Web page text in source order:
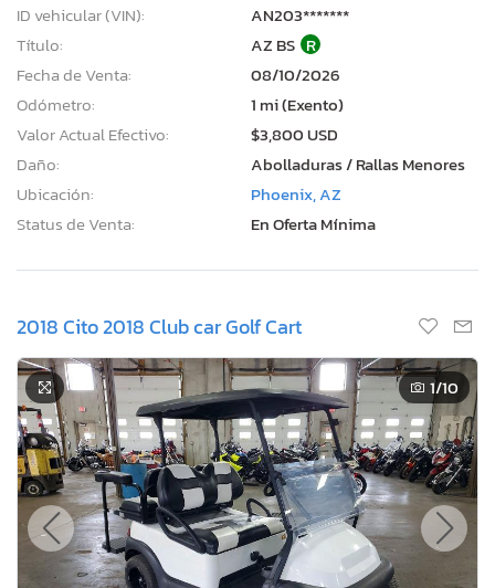
ID vehicular (VIN):
AN203*******
Título:
AZ BS R
Fecha de Venta:
08/10/2026
Odómetro:
1 mi (Exento)
Valor Actual Efectivo:
$3,800 USD
Daño:
Abolladuras / Rallas Menores
Ubicación:
Phoenix, AZ
Status de Venta:
En Oferta Mínima
2018 Cito 2018 Club car Golf Cart
1/10